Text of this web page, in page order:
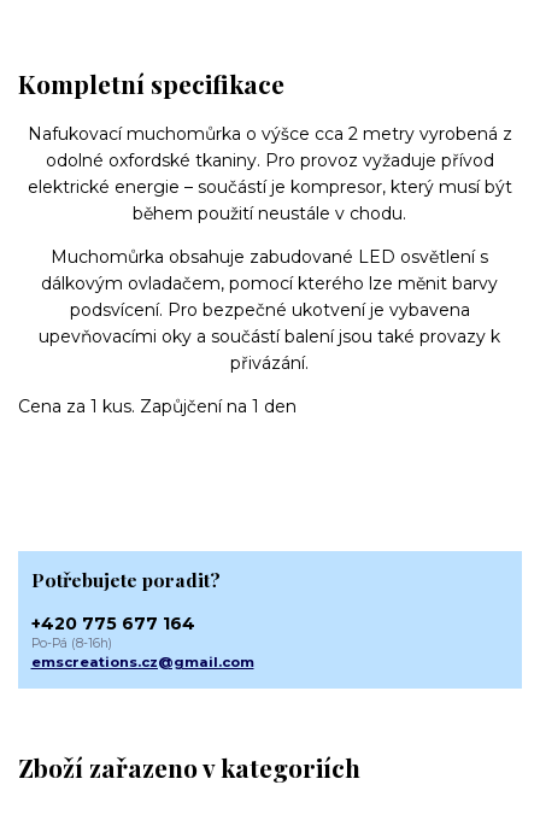
Kompletní specifikace
Nafukovací muchomůrka o výšce cca 2 metry vyrobená z
odolné oxfordské tkaniny. Pro provoz vyžaduje přívod
elektrické energie – součástí je kompresor, který musí být
během použití neustále v chodu.
Muchomůrka obsahuje zabudované LED osvětlení s
dálkovým ovladačem, pomocí kterého lze měnit barvy
podsvícení. Pro bezpečné ukotvení je vybavena
upevňovacími oky a součástí balení jsou také provazy k
přivázání.
Cena za 1 kus. Zapůjčení na 1 den
Zboží zařazeno v kategoriích
Potřebujete poradit?
+420 775 677 164
Po-Pá (8-16h)
emscreations.cz@gmail.com